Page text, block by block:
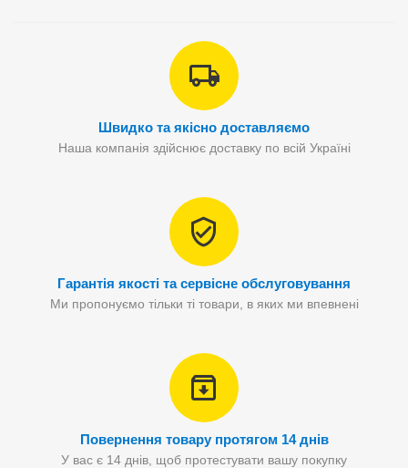
Швидко та якісно доставляємо
Наша компанія здійснює доставку по всій Україні
Гарантія якості та сервісне обслуговування
Ми пропонуємо тільки ті товари, в яких ми впевнені
Повернення товару протягом 14 днів
У вас є 14 днів, щоб протестувати вашу покупку